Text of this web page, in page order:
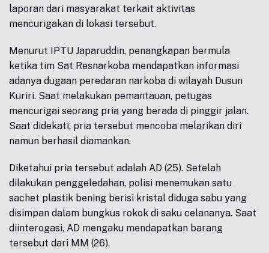
laporan dari masyarakat terkait aktivitas
mencurigakan di lokasi tersebut.
Menurut IPTU Japaruddin, penangkapan bermula
ketika tim Sat Resnarkoba mendapatkan informasi
adanya dugaan peredaran narkoba di wilayah Dusun
Kuriri. Saat melakukan pemantauan, petugas
mencurigai seorang pria yang berada di pinggir jalan.
Saat didekati, pria tersebut mencoba melarikan diri
namun berhasil diamankan.
Diketahui pria tersebut adalah AD (25). Setelah
dilakukan penggeledahan, polisi menemukan satu
sachet plastik bening berisi kristal diduga sabu yang
disimpan dalam bungkus rokok di saku celananya. Saat
diinterogasi, AD mengaku mendapatkan barang
tersebut dari MM (26).